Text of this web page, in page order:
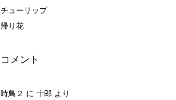
チューリップ
帰り花
コメント
時鳥２ に 十郎 より